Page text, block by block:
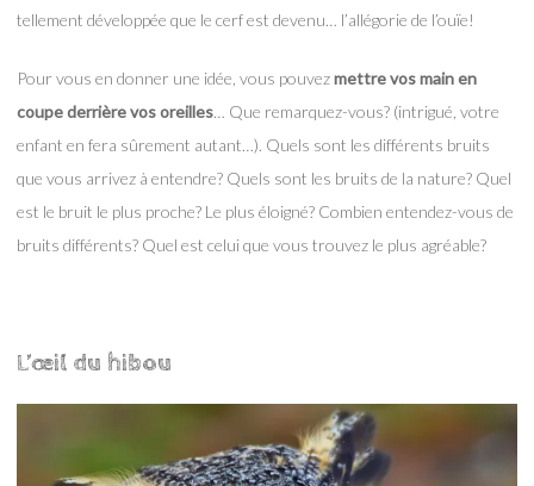
tellement développée que le cerf est devenu… l’allégorie de l’ouïe!
Pour vous en donner une idée, vous pouvezmettre vos main en
coupe derrière vos oreilles… Que remarquez-vous? (intrigué, votre
enfant en fera sûrement autant…). Quels sont les différents bruits
que vous arrivez à entendre? Quels sont les bruits de la nature? Quel
est le bruit le plus proche? Le plus éloigné? Combien entendez-vous de
bruits différents? Quel est celui que vous trouvez le plus agréable?
L’œil du hibou